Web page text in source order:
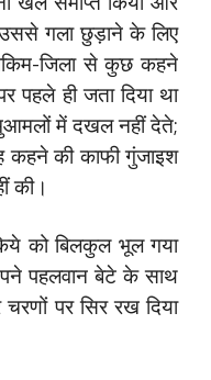
गला छुड़ाने के लिए
जिला से कुछ कहने
पहले ही जता दिया था
में दखल नहीं देते;
कहने की काफी गुंजाइश
की।
को बिलकुल भूल गया
पहलवान बेटे के साथ
पर सिर रख दिया